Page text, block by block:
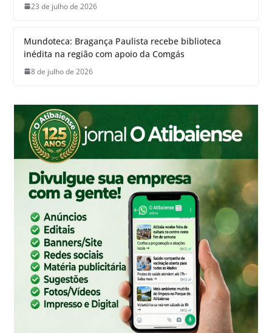
23 de julho de 2026
Mundoteca: Bragança Paulista recebe biblioteca
inédita na região com apoio da Comgás
8 de julho de 2026